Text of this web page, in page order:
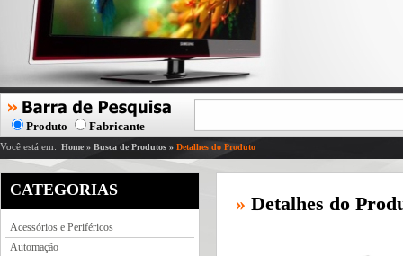
Produto Fabricante
Você está em: Home » Busca de Produtos » Detalhes do Produto
CATEGORIAS
Acessórios e Periféricos
Automação
» Detalhes do